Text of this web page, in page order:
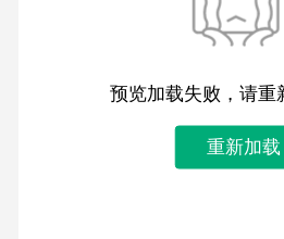
预览加载失败，请重
重新加载